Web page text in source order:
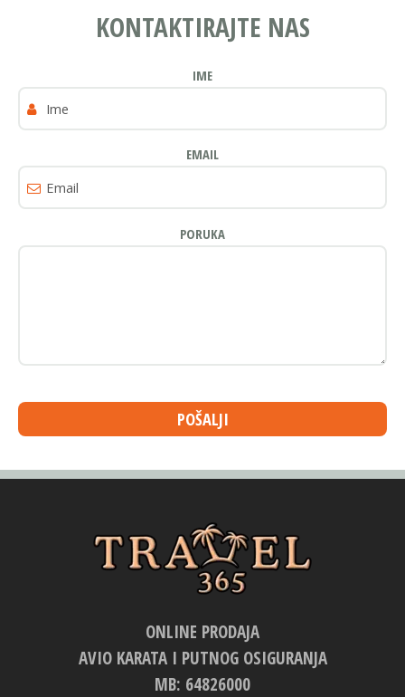
KONTAKTIRAJTE NAS
IME
EMAIL
PORUKA
POŠALJI
ONLINE PRODAJA
AVIO KARATA I PUTNOG OSIGURANJA
MB: 64826000